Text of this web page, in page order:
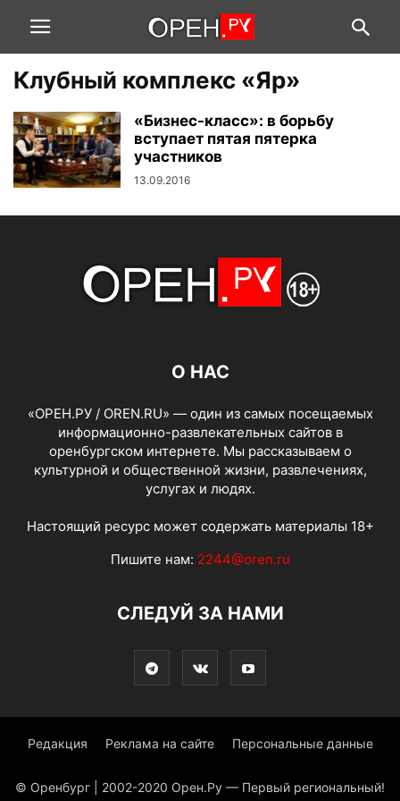
Клубный комплекс «Яр»
«Бизнес-класс»: в борьбу
вступает пятая пятерка
участников
13.09.2016
О НАС
«ОРЕН.РУ / OREN.RU» — один из самых посещаемых
информационно-развлекательных сайтов в
оренбургском интернете. Мы рассказываем о
культурной и общественной жизни, развлечениях,
услугах и людях.
Настоящий ресурс может содержать материалы 18+
Пишите нам: 2244@oren.ru
СЛЕДУЙ ЗА НАМИ
Редакция Реклама на сайте Персональные данные
© Оренбург | 2002-2020 Орен.Ру — Первый региональный!